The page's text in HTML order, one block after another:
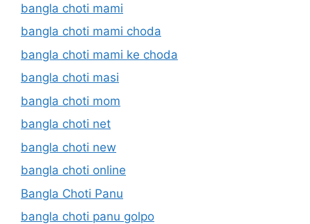
bangla choti mami
bangla choti mami choda
bangla choti mami ke choda
bangla choti masi
bangla choti mom
bangla choti net
bangla choti new
bangla choti online
Bangla Choti Panu
bangla choti panu golpo